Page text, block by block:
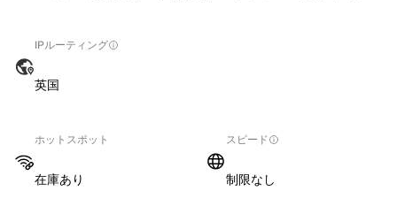
IPルーティング
英国
ホットスポット
在庫あり
スピード
制限なし